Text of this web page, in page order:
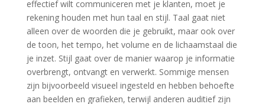
effectief wilt communiceren met je klanten, moet je
rekening houden met hun taal en stijl. Taal gaat niet
alleen over de woorden die je gebruikt, maar ook over
de toon, het tempo, het volume en de lichaamstaal die
je inzet. Stijl gaat over de manier waarop je informatie
overbrengt, ontvangt en verwerkt. Sommige mensen
zijn bijvoorbeeld visueel ingesteld en hebben behoefte
aan beelden en grafieken, terwijl anderen auditief zijn